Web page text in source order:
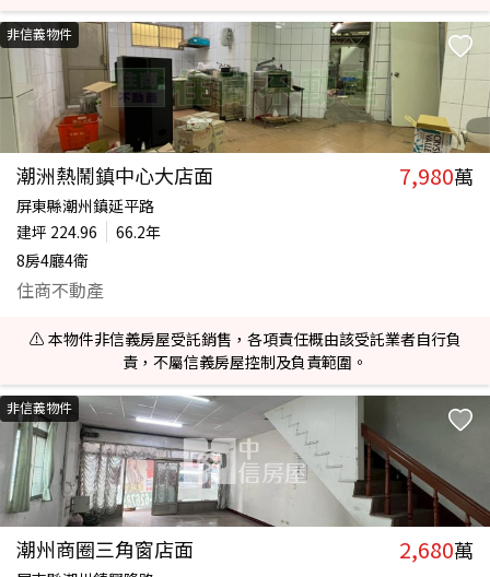
非信義物件
潮洲熱鬧鎮中心大店面 7,980萬
屏東縣潮州鎮延平路
建坪 224.96
66.2年
8房4廳4衛
住商不動產
⚠️ 本物件非信義房屋受託銷售，各項責任概由該受託業者自行負
責，不屬信義房屋控制及負責範圍。
非信義物件
潮州商圈三角窗店面 2,680萬